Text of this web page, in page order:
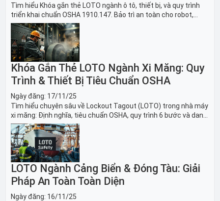
Tìm hiểu Khóa gắn thẻ LOTO ngành ô tô, thiết bị, và quy trình
triển khai chuẩn OSHA 1910.147. Bảo trì an toàn cho robot,
băng tải sản xuất ô tô và dây chuyền lắp ráp xe hơi.
Khóa Gắn Thẻ LOTO Ngành Xi Măng: Quy
Trình & Thiết Bị Tiêu Chuẩn OSHA
Ngày đăng: 17/11/25
Tìm hiểu chuyên sâu về Lockout Tagout (LOTO) trong nhà máy
xi măng: Định nghĩa, tiêu chuẩn OSHA, quy trình 6 bước và danh
sách thiết bị LOTO thiết yếu. Giải pháp bảo trì lò nung, máy
nghiền an toàn.
LOTO Ngành Cảng Biển & Đóng Tàu: Giải
Pháp An Toàn Toàn Diện
Ngày đăng: 16/11/25